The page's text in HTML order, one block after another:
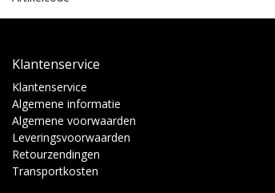
Klantenservice
Klantenservice
Algemene informatie
Algemene voorwaarden
Leveringsvoorwaarden
Retourzendingen
Transportkosten